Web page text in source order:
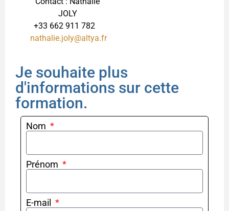
JOLY
+33 662 911 782
nathalie.joly@altya.fr
Je souhaite plus
d'informations sur cette
formation.
Nom
Prénom
E-mail